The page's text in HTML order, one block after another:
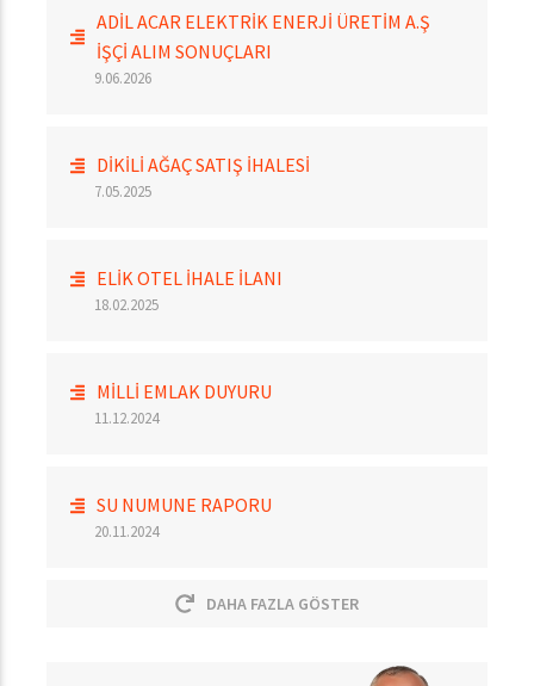
ADİL ACAR ELEKTRİK ENERJİ ÜRETİM A.Ş
İŞÇİ ALIM SONUÇLARI
9.06.2026
​​​​​​​DİKİLİ AĞAÇ SATIŞ İHALESİ
7.05.2025
ELİK OTEL İHALE İLANI
18.02.2025
MİLLİ EMLAK DUYURU
11.12.2024
SU NUMUNE RAPORU
20.11.2024
DAHA FAZLA GÖSTER